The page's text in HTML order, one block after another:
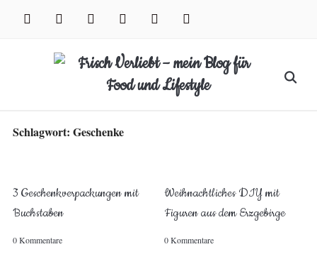
facebook instagram pinterest twitter xing youtube
Search
Schlagwort: Geschenke
3 Geschenkverpackungen mit
Buchstaben
0 Kommentare
Weihnachtliches DIY mit
Figuren aus dem Erzgebirge
0 Kommentare